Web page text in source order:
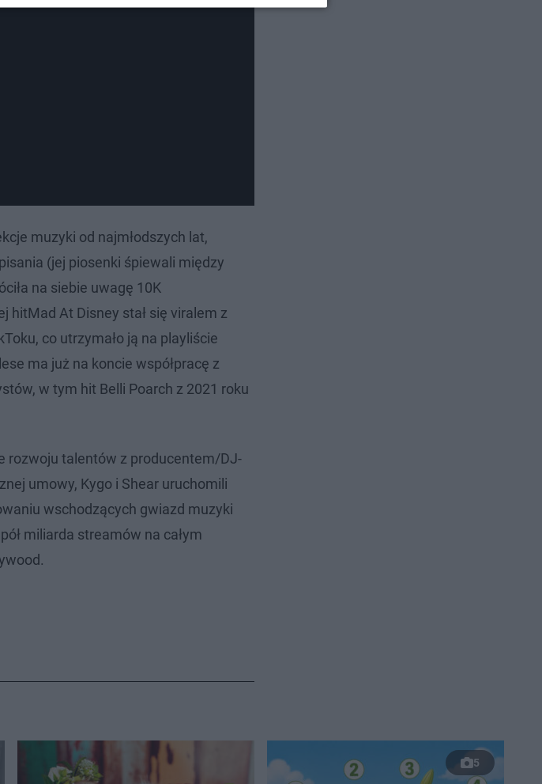
muzyki od najmłodszych lat,
(jej piosenki śpiewali między
na siebie uwagę 10K
hitMad At Disney stał się viralem z
co utrzymało ją na playliście
ma już na koncie współpracę z
w tym hit Belli Poarch z 2021 roku
rozwoju talentów z producentem/DJ-
umowy, Kygo i Shear uruchomili
wschodzących gwiazd muzyki
miliarda streamów na całym
5